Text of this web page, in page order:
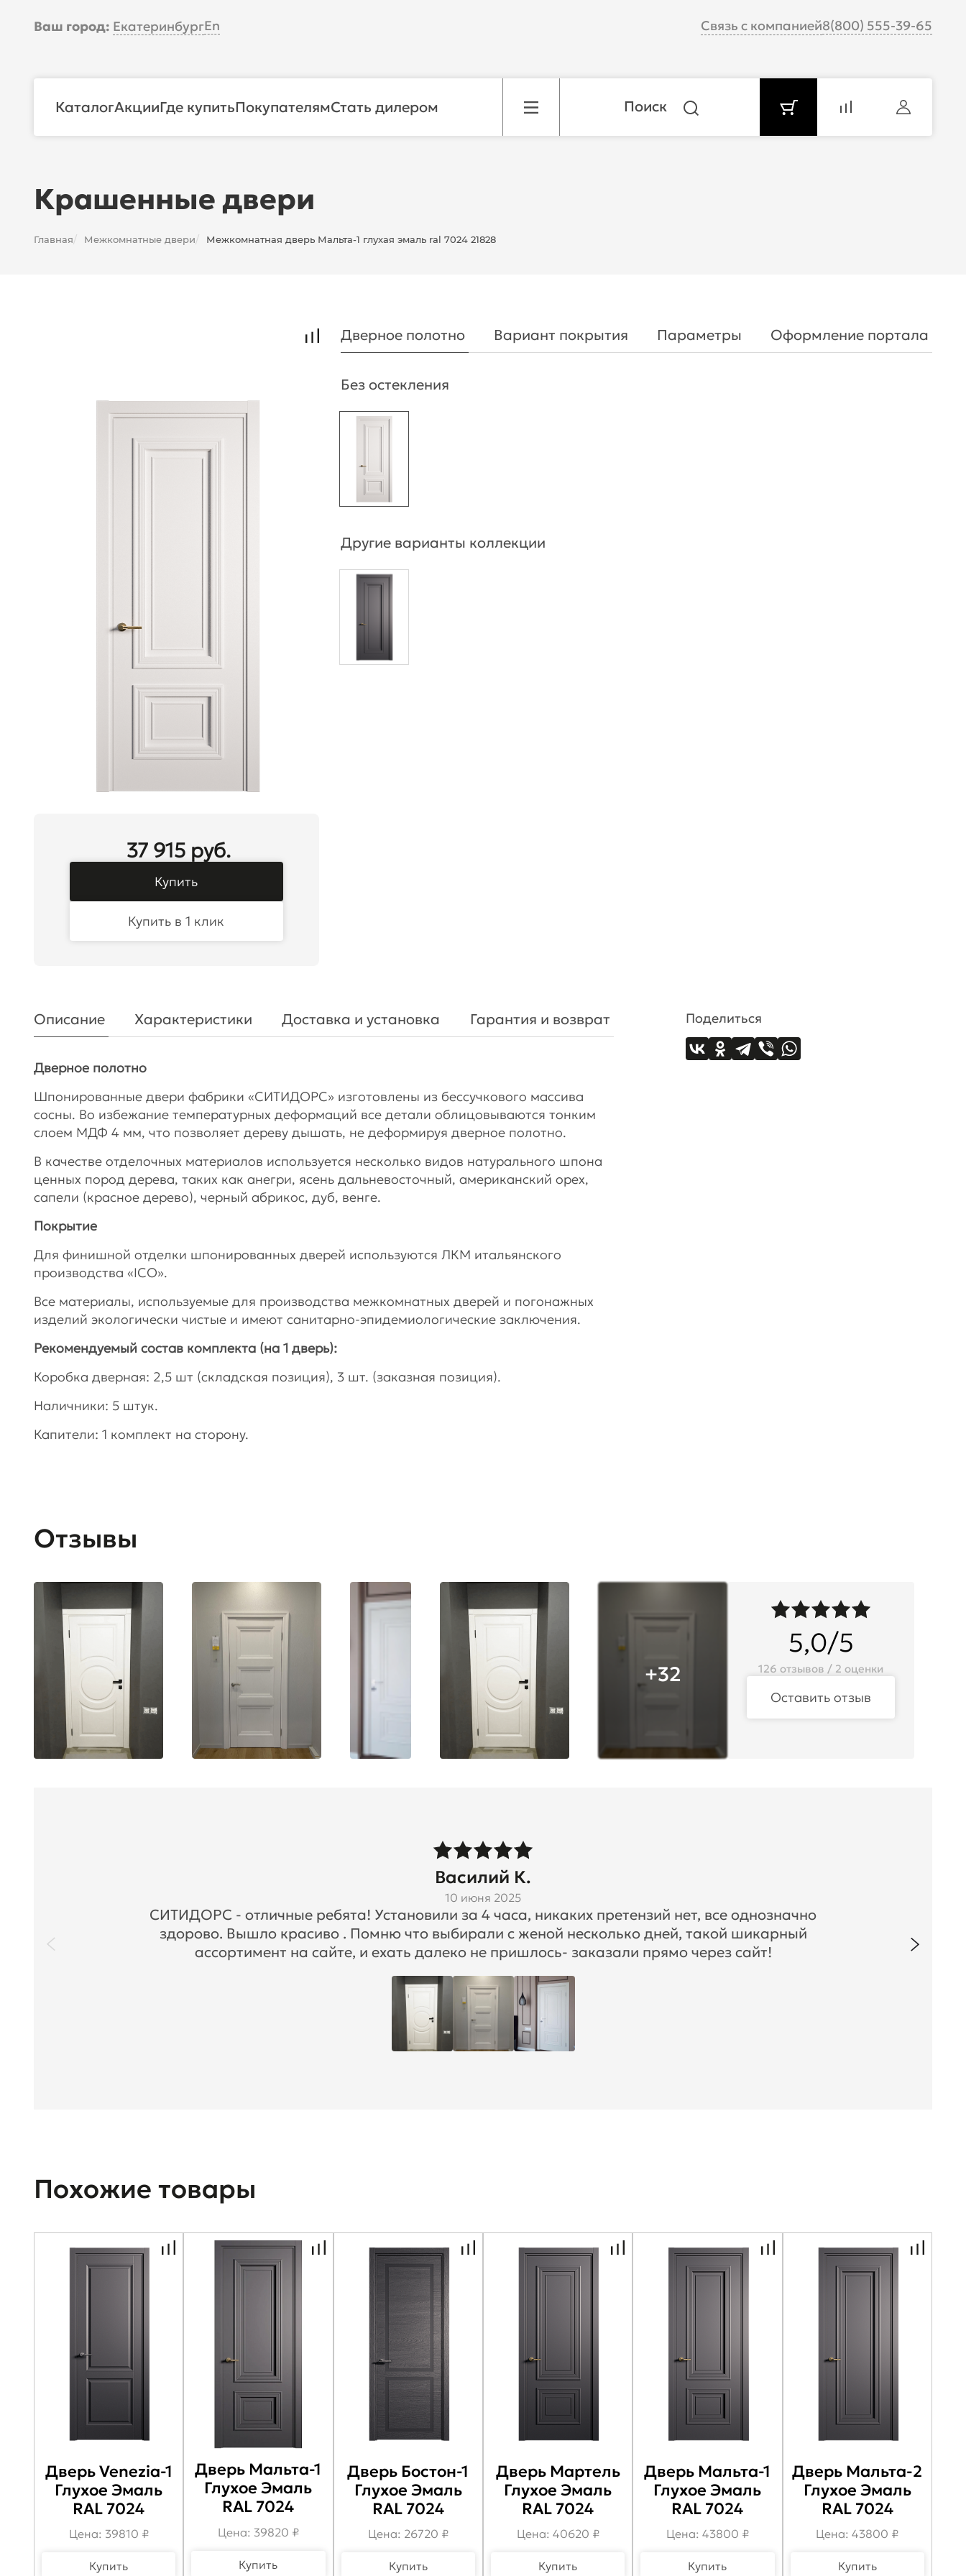
Ваш город: ЕкатеринбургEn Связь с компанией8(800) 555-39-65
КаталогАкцииГде купитьПокупателямСтать дилером
Крашенные двери
Главная/ Межкомнатные двери/ Межкомнатная дверь Мальта-1 глухая эмаль ral 7024 21828
37 915 руб.
Купить
Купить в 1 клик
Дверное полотно Вариант покрытия Параметры Оформление портала
Без остекления
Другие варианты коллекции
Описание Характеристики Доставка и установка Гарантия и возврат
Дверное полотно
Шпонированные двери фабрики «СИТИДОРС» изготовлены из бессучкового массива
сосны. Во избежание температурных деформаций все детали облицовываются тонким
слоем МДФ 4 мм, что позволяет дереву дышать, не деформируя дверное полотно.
В качестве отделочных материалов используется несколько видов натурального шпона
ценных пород дерева, таких как анегри, ясень дальневосточный, американский орех,
сапели (красное дерево), черный абрикос, дуб, венге.
Покрытие
Для финишной отделки шпонированных дверей используются ЛКМ итальянского
производства «ICO».
Все материалы, используемые для производства межкомнатных дверей и погонажных
изделий экологически чистые и имеют санитарно-эпидемиологические заключения.
Рекомендуемый состав комплекта (на 1 дверь):
Коробка дверная: 2,5 шт (складская позиция), 3 шт. (заказная позиция).
Наличники: 5 штук.
Капители: 1 комплект на сторону.
Поделиться
Отзывы
+32
5,0/5
126 отзывов / 2 оценки
Оставить отзыв
Василий К.
10 июня 2025
СИТИДОРС - отличные ребята! Установили за 4 часа, никаких претензий нет, все однозначно
здорово. Вышло красиво . Помню что выбирали с женой несколько дней, такой шикарный
ассортимент на сайте, и ехать далеко не пришлось- заказали прямо через сайт!
Похожие товары
Дверь Venezia-1
Глухое Эмаль
RAL 7024
Цена: 39810 ₽
Купить
Дверь Мальта-1
Глухое Эмаль
RAL 7024
Цена: 39820 ₽
Купить
Дверь Бостон-1
Глухое Эмаль
RAL 7024
Цена: 26720 ₽
Купить
Дверь Мартель
Глухое Эмаль
RAL 7024
Цена: 40620 ₽
Купить
Дверь Мальта-1
Глухое Эмаль
RAL 7024
Цена: 43800 ₽
Купить
Дверь Мальта-2
Глухое Эмаль
RAL 7024
Цена: 43800 ₽
Купить